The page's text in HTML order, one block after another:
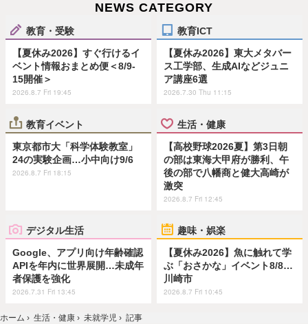
NEWS CATEGORY
教育・受験
【夏休み2026】すぐ行けるイ
ベント情報おまとめ便＜8/9-
15開催＞
2026.8.7 Fri 19:45
教育ICT
【夏休み2026】東大メタバー
ス工学部、生成AIなどジュニ
ア講座6選
2026.7.30 Thu 11:15
教育イベント
東京都市大「科学体験教室」
24の実験企画…小中向け9/6
2026.8.7 Fri 18:15
生活・健康
【高校野球2026夏】第3日朝
の部は東海大甲府が勝利、午
後の部で八幡商と健大高崎が
激突
2026.8.7 Fri 12:45
デジタル生活
Google、アプリ向け年齢確認
APIを年内に世界展開…未成年
者保護を強化
2026.7.31 Fri 13:45
趣味・娯楽
【夏休み2026】魚に触れて学
ぶ「おさかな」イベント8/8…
川崎市
2026.8.7 Fri 10:45
ホーム › 生活・健康 › 未就学児 › 記事